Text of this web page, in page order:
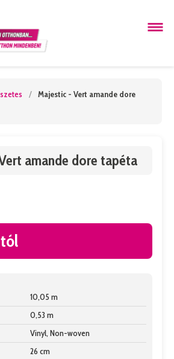
/ Majestic - Vert amande dore
amande dore tapéta
10,05 m
0,53 m
Vinyl, Non-woven
26 cm